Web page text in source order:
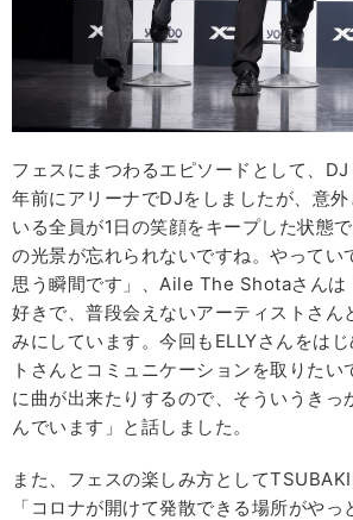
フェスにまつわるエピソードとして、
年前にアリーナでDJをしましたが、意
いる全員が1日の笑顔をキープした状態
の光景が忘れられないですね。やってい
思う瞬間です」、Aile The Shotaさんは
好きで、普段会えないアーティストさん
みにしています。今回もELLYさんをは
トさんとコミュニケーションを取りたい
に曲が出来たりするので、そういうきっ
んでいます」と話しました。
また、フェスの楽しみ方として
「コロナが開けて発散できる場所がやっ